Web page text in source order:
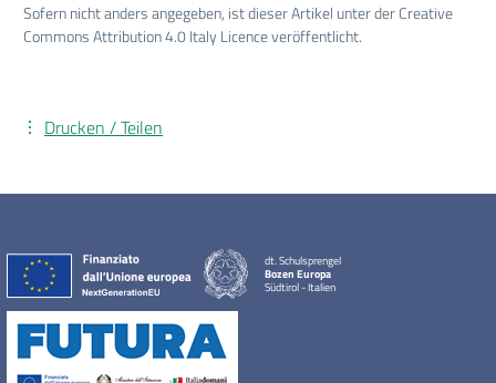
Sofern nicht anders angegeben, ist dieser Artikel unter der Creative
Commons Attribution 4.0 Italy Licence veröffentlicht.
Drucken / Teilen
dt. Schulsprengel
Bozen Europa
Südtirol - Italien